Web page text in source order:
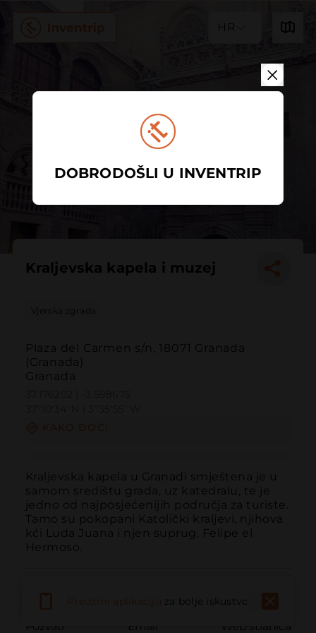
HR
Kraljevska kapela i muzej
Vjerska zgrada
Plaza del Carmen s/n, 18071 Granada
(Granada)
Granada
Kraljevska kapela u Granadi smještena je u
samom središtu grada, uz katedralu, te je
jedno od najposjećenijih područja za turiste.
Tamo su pokopani Katolički kraljevi, njihova
kći Luda Juana i njen suprug, Felipe el
Hermoso.
Pozvati Email Web stranica
za bolje iskustvo
DOBRODOŠLI U INVENTRIP